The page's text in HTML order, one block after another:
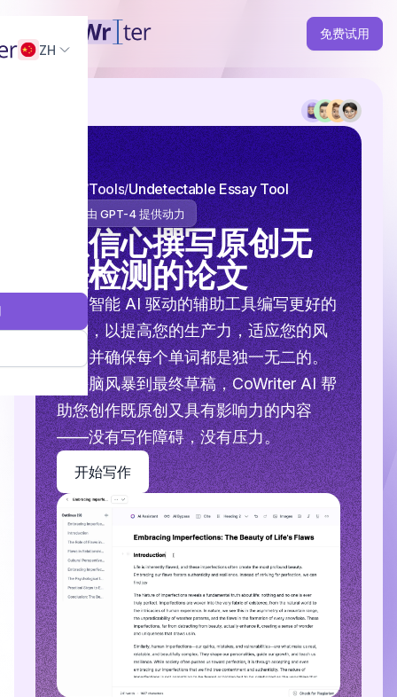
免费试用
ZH
Tools Undetectable Essay Tool
由 GPT-4 提供动力
以信心撰写原创无
法检测的论文
使用智能 AI 驱动的辅助工具编写更好的
草稿，以提高您的生产力，适应您的风
格，并确保每个单词都是独一无二的。
从头脑风暴到最终草稿，CoWriter AI 帮
助您创作既原创又具有影响力的内容
——没有写作障碍，没有压力。
开始写作